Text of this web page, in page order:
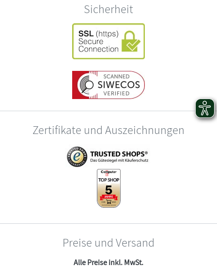
Sicherheit
Zertifikate und Auszeichnungen
Preise und Versand
Alle Preise inkl. MwSt.